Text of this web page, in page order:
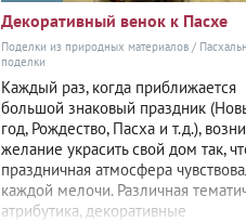
Декоративный венок к Пасхе
Поделки из природных материалов/
поделки
Каждый раз, когда приближается
большой знаковый праздник
год, Рождество, Пасха и т.д.),
желание украсить свой дом так,
праздничная атмосфера
каждой мелочи. Различная
атрибутика, декоративные